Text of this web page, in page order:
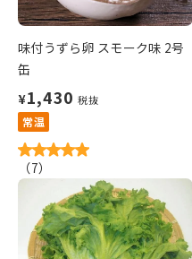
味付うずら卵 スモーク味 2号
缶
¥1,430 税抜
常温
（7）